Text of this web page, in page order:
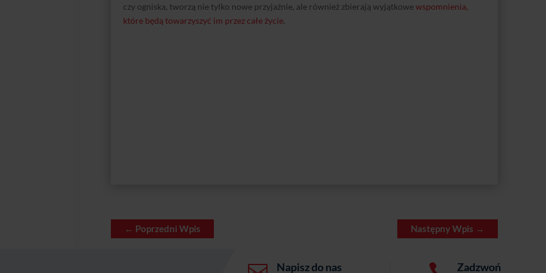
czy ogniska, tworzą nie tylko nowe przyjaźnie, ale również zbierają wyjątkowewspomnienia,
które będą towarzyszyć im przez całe życie.
← Poprzedni Wpis Następny Wpis →
Napisz do nas Zadzwoń